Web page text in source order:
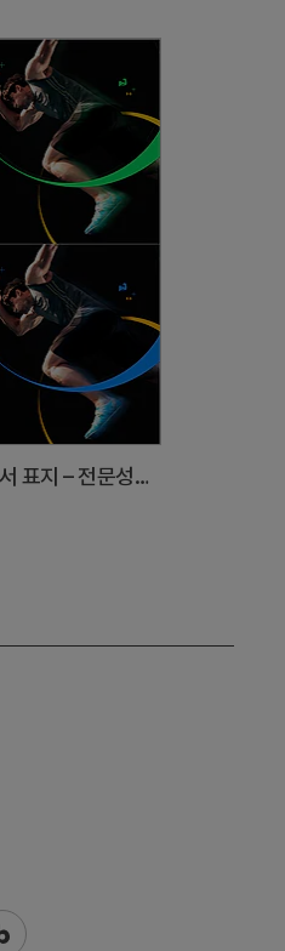
개인 맞춤 운동상담 제안서 표지 – 전문성과 혁신의 조화